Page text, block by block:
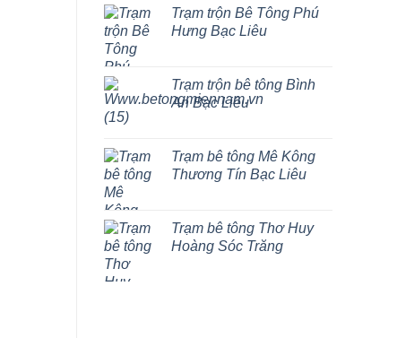
Trạm trộn Bê Tông Phú
Hưng Bạc Liêu
Trạm trộn bê tông Bình
An Bạc Liêu
Trạm bê tông Mê Kông
Thương Tín Bạc Liêu
Trạm bê tông Thơ Huy
Hoàng Sóc Trăng